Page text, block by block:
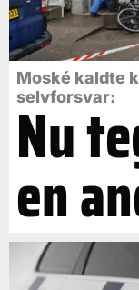
Moské kaldte
selvforsvar:
Nu
en